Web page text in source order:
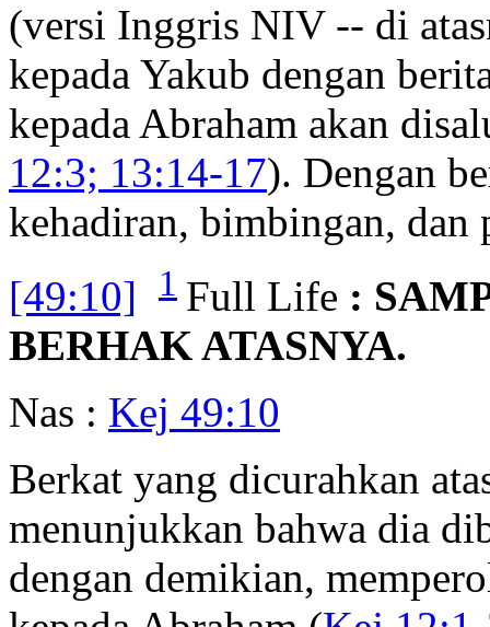
(versi Inggris NIV -- di
kepada Yakub dengan
kepada Abraham akan
12:3; 13:14-17). Dengan
kehadiran, bimbingan,
[49:10]
1 Full Life :
BERHAK ATASNYA.
Nas : Kej 49:10
Berkat yang dicurahkan
menunjukkan bahwa dia
dengan demikian,